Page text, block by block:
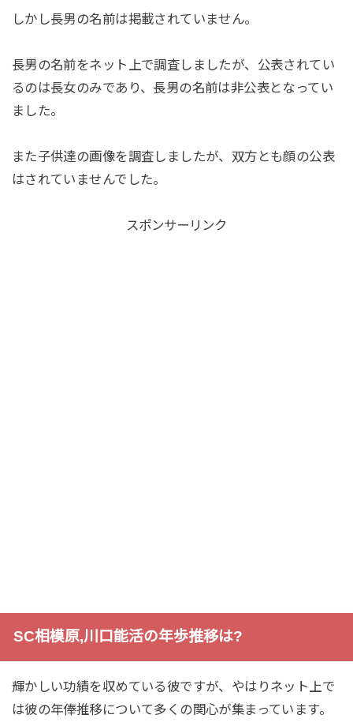
しかし長男の名前は掲載されていません。
長男の名前をネット上で調査しましたが、公表されてい
るのは長女のみであり、長男の名前は非公表となってい
ました。
また子供達の画像を調査しましたが、双方とも顔の公表
はされていませんでした。
スポンサーリンク
SC相模原,川口能活の年歩推移は?
輝かしい功績を収めている彼ですが、やはりネット上で
は彼の年俸推移について多くの関心が集まっています。